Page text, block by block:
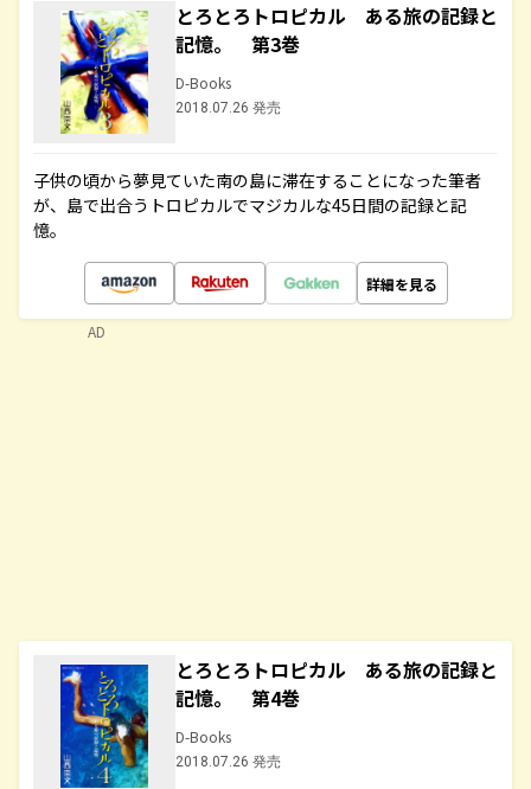
とろとろトロピカル ある旅の記録と
記憶。 第3巻
D-Books
2018.07.26 発売
子供の頃から夢見ていた南の島に滞在することになった筆者
が、島で出合うトロピカルでマジカルな45日間の記録と記
憶。
詳細を見る
とろとろトロピカル ある旅の記録と
記憶。 第4巻
D-Books
2018.07.26 発売
AD